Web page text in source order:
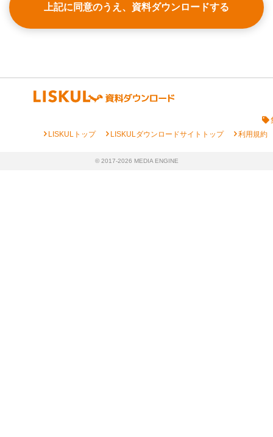
上記に同意のうえ、資料ダウンロードする
chevron_rightLISKULトップ chevron_rightLISKULダウンロードサイトトップ chevron_right利用規約
© 2017-2026 MEDIA ENGINE